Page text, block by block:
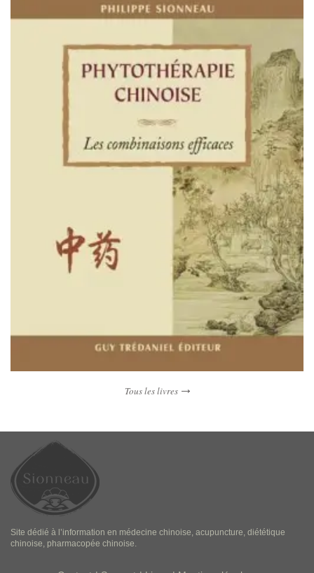
Tous les livres
Site dédié à l’information en médecine chinoise, acupuncture, diététique
chinoise, pharmacopée chinoise.